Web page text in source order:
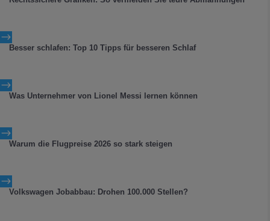
$
Besser schlafen: Top 10 Tipps für besseren Schlaf
$
Was Unternehmer von Lionel Messi lernen können
$
Warum die Flugpreise 2026 so stark steigen
$
Volkswagen Jobabbau: Drohen 100.000 Stellen?